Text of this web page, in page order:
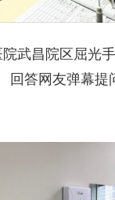
武昌院区屈光
回答网友弹幕提